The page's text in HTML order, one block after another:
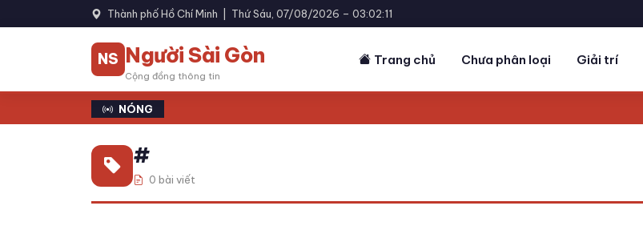
Thành phố Hồ Chí Minh | Thứ Sáu, 07/08/2026 – 03:02:11
NS Người Sài Gòn
Cộng đồng thông tin
Trang chủ Chưa phân loại Giải trí
NÓNG
#
0 bài viết